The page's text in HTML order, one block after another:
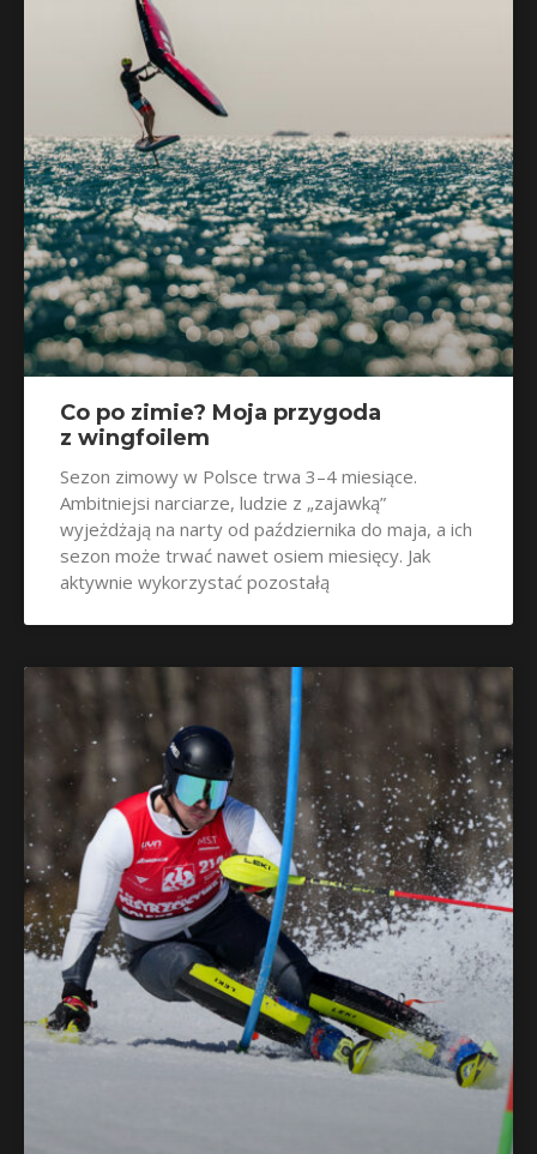
Co po zimie? Moja przygoda
z wingfoilem
Sezon zimowy w Polsce trwa 3–4 miesiące.
Ambitniejsi narciarze, ludzie z „zajawką”
wyjeżdżają na narty od października do maja, a ich
sezon może trwać nawet osiem miesięcy. Jak
aktywnie wykorzystać pozostałą